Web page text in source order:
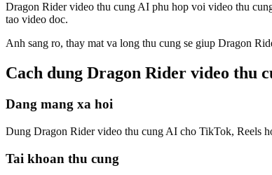
Dragon Rider video thu cung AI phu hop voi video thu
tao video doc.
Anh sang ro, thay mat va long thu cung se giup Dragon
Cach dung Dragon Rider video thu
Dang mang xa hoi
Dung Dragon Rider video thu cung AI cho TikTok, Reels
Tai khoan thu cung